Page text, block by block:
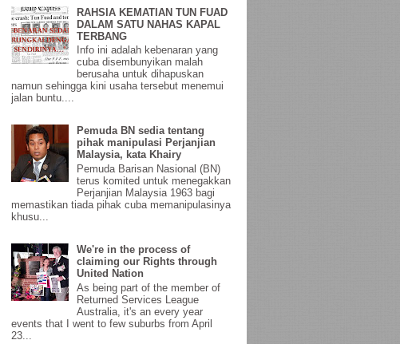
RAHSIA KEMATIAN TUN FUAD
DALAM SATU NAHAS KAPAL
TERBANG
Info ini adalah kebenaran yang
cuba disembunyikan malah
berusaha untuk dihapuskan
namun sehingga kini usaha tersebut menemui
jalan buntu....
Pemuda BN sedia tentang
pihak manipulasi Perjanjian
Malaysia, kata Khairy
Pemuda Barisan Nasional (BN)
terus komited untuk menegakkan
Perjanjian Malaysia 1963 bagi
memastikan tiada pihak cuba memanipulasinya
khusu...
We're in the process of
claiming our Rights through
United Nation
As being part of the member of
Returned Services League
Australia, it's an every year
events that I went to few suburbs from April
23...